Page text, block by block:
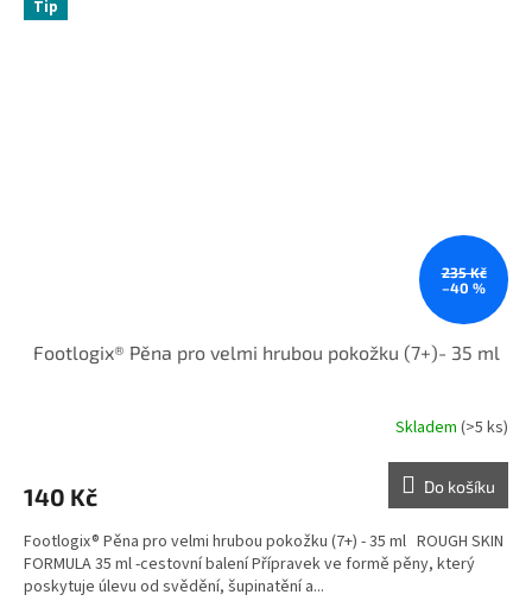
Tip
235 Kč
–40 %
Footlogix® Pěna pro velmi hrubou pokožku (7+)- 35 ml
Skladem (>5 ks)
140 Kč Do košíku
Footlogix® Pěna pro velmi hrubou pokožku (7+) - 35 ml ROUGH SKIN
FORMULA 35 ml -cestovní balení Přípravek ve formě pěny, který
poskytuje úlevu od svědění, šupinatění a...